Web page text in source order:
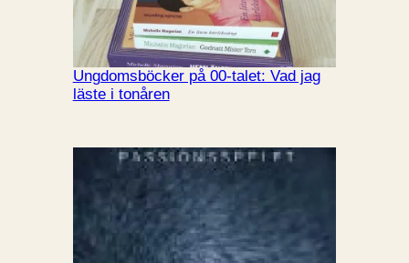
Ungdomsböcker på 00-talet: Vad jag
läste i tonåren